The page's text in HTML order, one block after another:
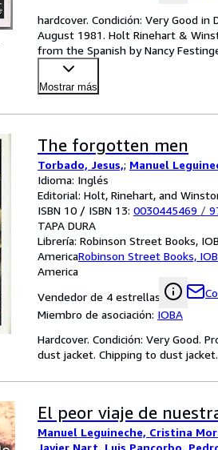
hardcover. Condición: Very Good
August 1981. Holt Rinehart &
from the Spanish by Nancy
Mostrar más
The forgotten men
Torbado, Jesus,; Manuel
Idioma: Inglés
Editorial: Holt, Rinehart, and
ISBN 10 / ISBN 13: 0030445469 /
TAPA DURA
Librería: Robinson Street Books,
AmericaRobinson Street Books,
America
Vendedor de 4 estrellas
Miembro de asociación: IOBA
Hardcover. Condición: Very Good.
dust jacket. Chipping to dust
El peor viaje de
Manuel Leguineche, Cristina
Javier Nart, Luis Pancorbo,